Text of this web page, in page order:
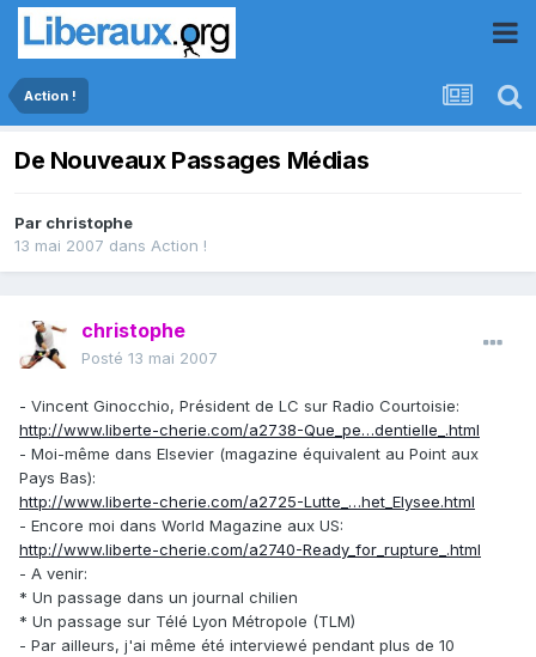
Action !
De Nouveaux Passages Médias
Par christophe
13 mai 2007 dans Action !
christophe
Posté 13 mai 2007
- Vincent Ginocchio, Président de LC sur Radio Courtoisie:
http://www.liberte-cherie.com/a2738-Que_pe…dentielle_.html
- Moi-même dans Elsevier (magazine équivalent au Point aux
Pays Bas):
http://www.liberte-cherie.com/a2725-Lutte_…het_Elysee.html
- Encore moi dans World Magazine aux US:
http://www.liberte-cherie.com/a2740-Ready_for_rupture_.html
- A venir:
* Un passage dans un journal chilien
* Un passage sur Télé Lyon Métropole (TLM)
- Par ailleurs, j'ai même été interviewé pendant plus de 10